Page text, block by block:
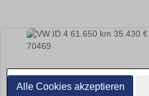
Alle Cookies akzeptieren